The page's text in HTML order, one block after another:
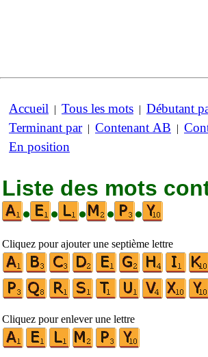
Accueil | Tous les mots | Débutant
Terminant par| Contenant AB |
En position
Liste des mots
•
• • • •
Cliquez pour ajouter une septième lettre
Cliquez pour enlever une lettre